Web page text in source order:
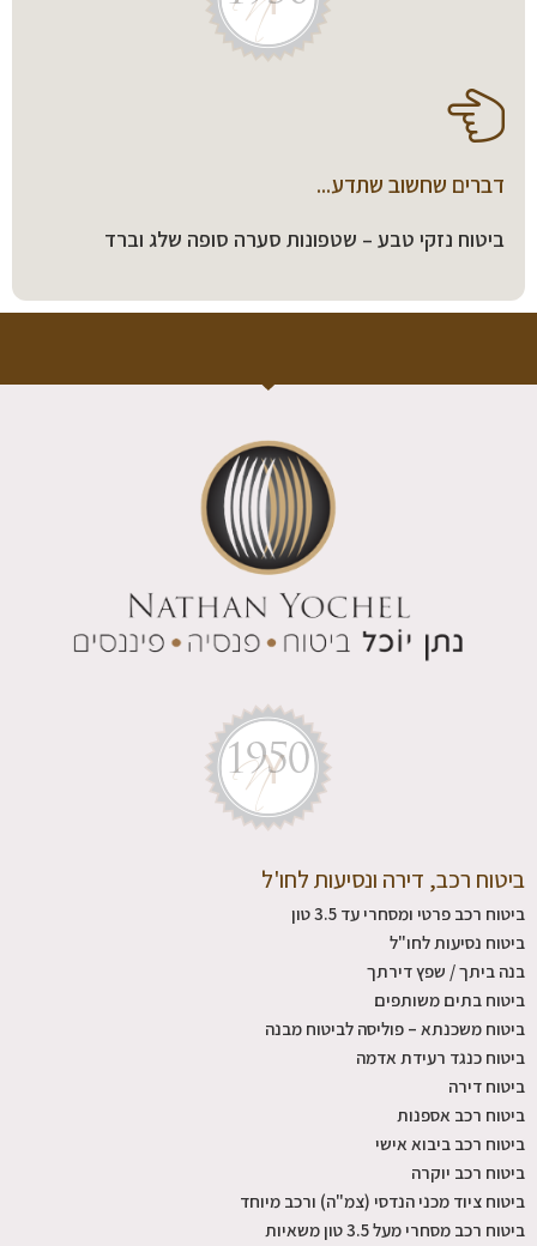
דברים שחשוב שתדע...
ביטוח נזקי טבע – שטפונות סערה סופה שלג וברד
ביטוח רכב, דירה ונסיעות לחו'ל
ביטוח רכב פרטי ומסחרי עד 3.5 טון
ביטוח נסיעות לחו"ל
בנה ביתך / שפץ דירתך
ביטוח בתים משותפים
ביטוח משכנתא – פוליסה לביטוח מבנה
ביטוח כנגד רעידת אדמה
ביטוח דירה
ביטוח רכב אספנות
ביטוח רכב ביבוא אישי
ביטוח רכב יוקרה
ביטוח ציוד מכני הנדסי (צמ"ה) ורכב מיוחד
ביטוח רכב מסחרי מעל 3.5 טון משאיות